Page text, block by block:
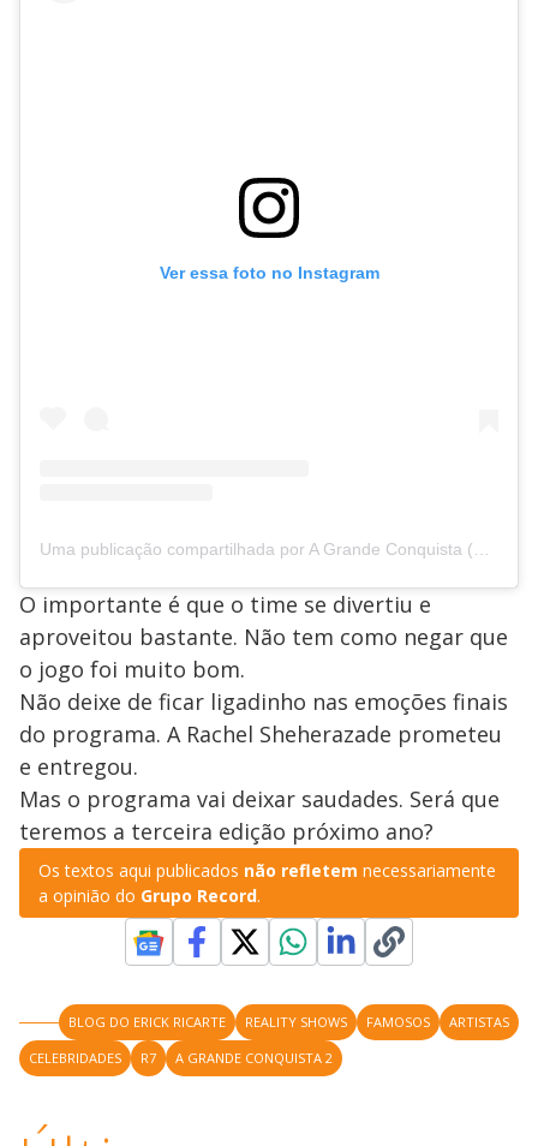
Ver essa foto no Instagram
Uma publicação compartilhada por A Grande Conquista (@agrandeconquista)
O importante é que o time se divertiu e
aproveitou bastante. Não tem como negar que
o jogo foi muito bom.
Não deixe de ficar ligadinho nas emoções finais
do programa. A Rachel Sheherazade prometeu
e entregou.
Mas o programa vai deixar saudades. Será que
teremos a terceira edição próximo ano?
Os textos aqui publicados não refletem necessariamente
a opinião do Grupo Record.
BLOG DO ERICK RICARTE REALITY SHOWS FAMOSOS
ARTISTAS
CELEBRIDADES
R7 A GRANDE CONQUISTA 2